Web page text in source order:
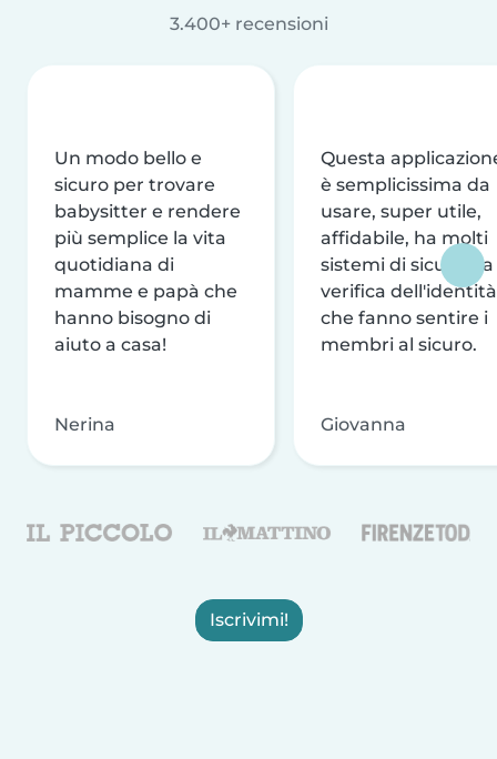
3.400+ recensioni
Un modo bello e
sicuro per trovare
babysitter e rendere
più semplice la vita
quotidiana di
mamme e papà che
hanno bisogno di
aiuto a casa!
Nerina
Questa
è semplicissima da
usare, super utile,
affidabile, ha molti
sistemi di sicurezza
verifica dell'identità
che fanno sentire i
membri al sicuro.
Giovanna
Iscrivimi!